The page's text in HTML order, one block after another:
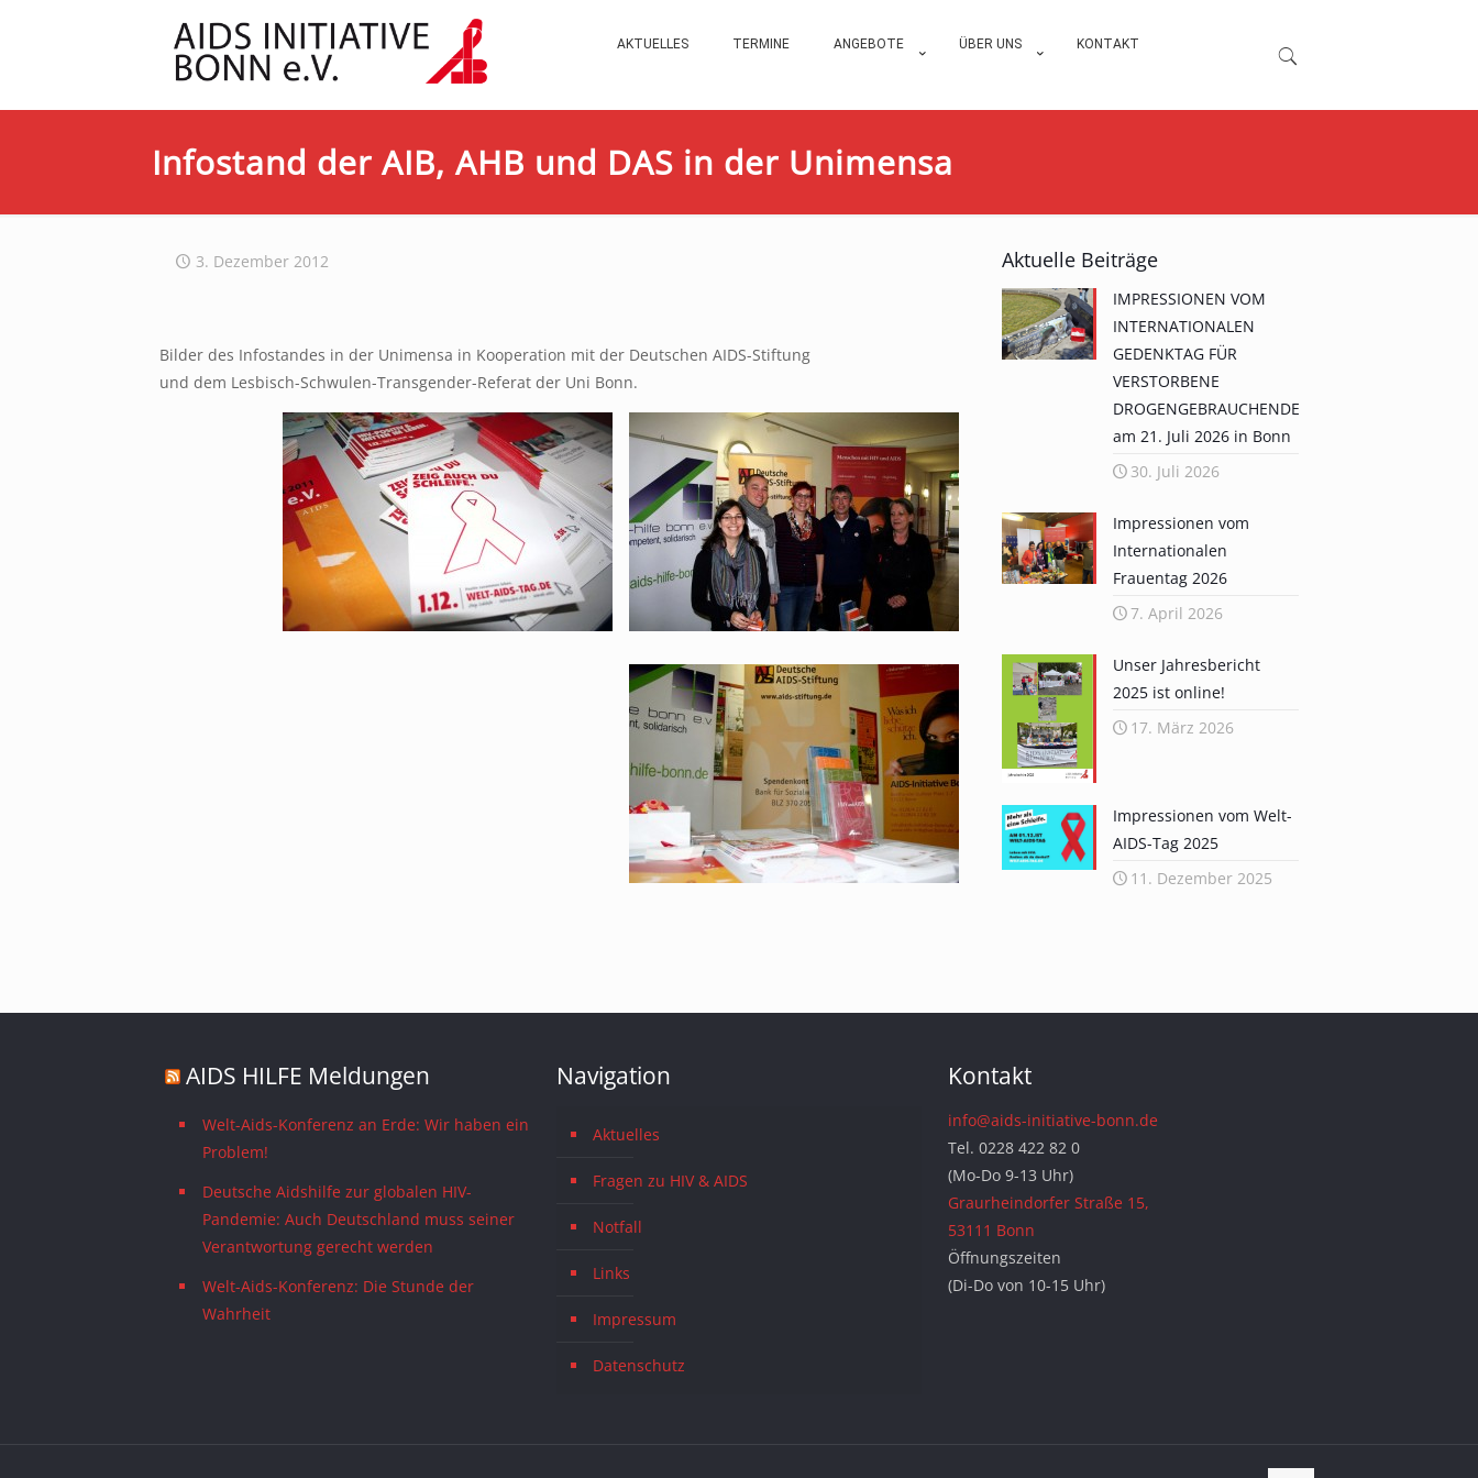
AKTUELLES TERMINE ANGEBOTE ÜBER UNS KONTAKT
Infostand der AIB, AHB und DAS in der Unimensa
3. Dezember 2012
Bilder des Infostandes in der Unimensa in Kooperation mit der Deutschen AIDS-Stiftung
und dem Lesbisch-Schwulen-Transgender-Referat der Uni Bonn.
Aktuelle Beiträge
IMPRESSIONEN VOM
INTERNATIONALEN
GEDENKTAG FÜR
VERSTORBENE
DROGENGEBRAUCHENDE
am 21. Juli 2026 in Bonn
30. Juli 2026
Impressionen vom
Internationalen
Frauentag 2026
7. April 2026
Unser Jahresbericht
2025 ist online!
17. März 2026
Impressionen vom Welt-
AIDS-Tag 2025
11. Dezember 2025
AIDS HILFE Meldungen
Welt-Aids-Konferenz an Erde: Wir haben ein
Problem!
Deutsche Aidshilfe zur globalen HIV-
Pandemie: Auch Deutschland muss seiner
Verantwortung gerecht werden
Welt-Aids-Konferenz: Die Stunde der
Wahrheit
Navigation
Aktuelles
Fragen zu HIV & AIDS
Notfall
Links
Impressum
Datenschutz
Kontakt
info@aids-initiative-bonn.de
Tel. 0228 422 82 0
(Mo-Do 9-13 Uhr)
Graurheindorfer Straße 15,
53111 Bonn
Öffnungszeiten
(Di-Do von 10-15 Uhr)